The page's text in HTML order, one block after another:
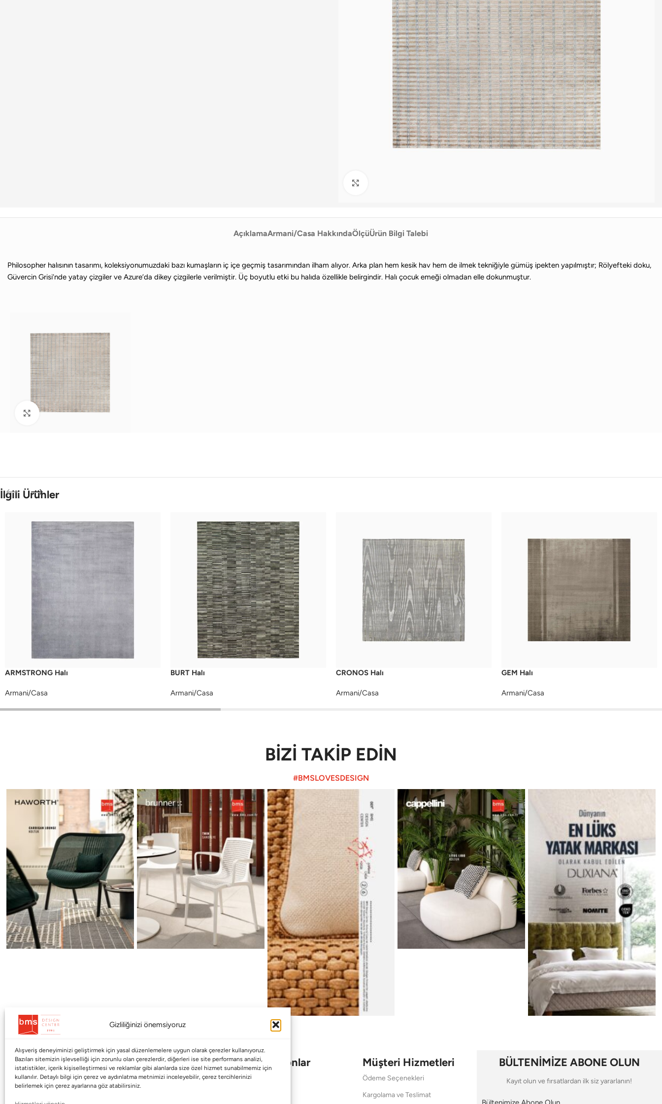
Gizliliğinizi önemsiyoruz
Alışveriş deneyiminizi geliştirmek için yasal düzenlemelere uygun olarak çerezler kullanıyoruz.
Bazıları sitemizin işlevselliği için zorunlu olan çerezlerdir, diğerleri ise site performans analizi,
istatistikler, içerik kişiselleştirmesi ve reklamlar gibi alanlarda size özel hizmet sunabilmemiz için
kullanılır. Detaylı bilgi için çerez ve aydınlatma metnimizi inceleyebilir, çerez tercihlerinizi
belirlemek için çerez ayarlarına göz atabilirsiniz.
AçıklamaArmani/Casa HakkındaÖlçüÜrün Bilgi Talebi
Philosopher halısının tasarımı, koleksiyonumuzdaki bazı kumaşların iç içe geçmiş tasarımından ilham alıyor. Arka plan hem kesik hav hem de ilmek tekniğiyle gümüş ipekten yapılmıştır; Rölyefteki doku,
Güvercin Grisi’nde yatay çizgiler ve Azure’da dikey çizgilerle verilmiştir. Üç boyutlu etki bu halıda özellikle belirgindir. Halı çocuk emeği olmadan elle dokunmuştur.
Büyütmek için tıklayın
İlgili Ürünler
ARMSTRONG Halı
Armani/Casa
BURT Halı
Armani/Casa
CRONOS Halı
Armani/Casa
GEM Halı
Armani/Casa
BİZİ TAKİP EDİN
#BMSLOVESDESIGN
Kurumsal
Shop
Markalar
Haworth
Koleksiyonlar
Babalar Günü
Müşteri Hizmetleri
Ödeme Seçenekleri
Kargolama ve Teslimat
BÜLTENİMİZE ABONE OLUN
Kayıt olun ve fırsatlardan ilk siz yararlanın!